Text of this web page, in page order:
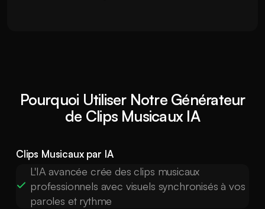
Pourquoi Utiliser Notre Générateur
de Clips Musicaux IA
Clips Musicaux par IA
L'IA avancée crée des clips musicaux
professionnels avec visuels synchronisés à vos
paroles et rythme